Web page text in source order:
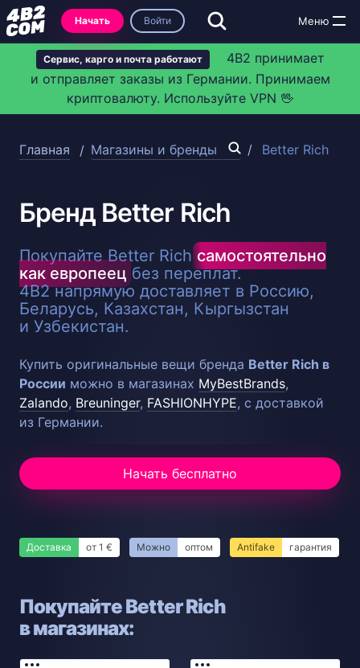
Сервис, карго и почта работают
4B2 принимает
и отправляет заказы из Германии. Принимаем
криптовалюту. Используйте VPN 🖖
Начать Войти
Главная Магазины и бренды Better Rich
Бренд Better Rich
Покупайте Better Richсамостоятельно
как европеец без переплат.
4B2 напрямую доставляет в Россию,
Беларусь, Казахстан, Кыргызстан
и Узбекистан.
Купить оригинальные вещи бренда Better Rich в
России можно в магазинах MyBestBrands,
Zalando, Breuninger, FASHIONHYPE, с доставкой
из Германии.
Начать бесплатно
Доставка от 1 € Можно оптом Antifake гарантия
Покупайте Better Rich
в магазинах: